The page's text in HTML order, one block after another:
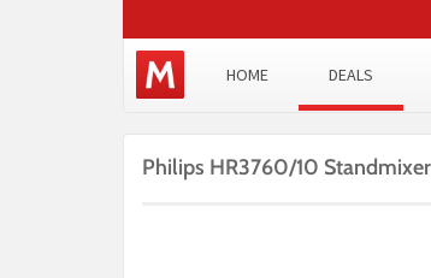
HOME DEALS
Philips HR3760/10